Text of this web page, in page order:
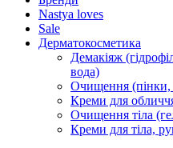
Nastya loves
Sale
Дерматокосметика
Демакіяж
вода)
Очищення (пінки,
Креми для
Очищення тіла
Креми для тіла,